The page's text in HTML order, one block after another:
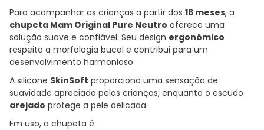
Para acompanhar as crianças a partir dos 16 meses, a
chupeta Mam Original Pure Neutro oferece uma
solução suave e confiável. Seu design ergonômico
respeita a morfologia bucal e contribui para um
desenvolvimento harmonioso.
A silicone SkinSoft proporciona uma sensação de
suavidade apreciada pelas crianças, enquanto o escudo
arejado protege a pele delicada.
Em uso, a chupeta é: